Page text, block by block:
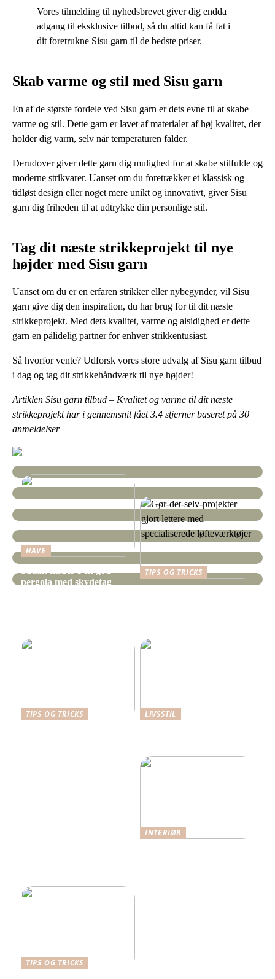
Vores tilmelding til nyhedsbrevet giver dig endda
adgang til eksklusive tilbud, så du altid kan få fat i
dit foretrukne Sisu garn til de bedste priser.
Skab varme og stil med Sisu garn
En af de største fordele ved Sisu garn er dets evne til at skabe
varme og stil. Dette garn er lavet af materialer af høj kvalitet, der
holder dig varm, selv når temperaturen falder.
Derudover giver dette garn dig mulighed for at skabe stilfulde og
moderne strikvarer. Uanset om du foretrækker et klassisk og
tidløst design eller noget mere unikt og innovativt, giver Sisu
garn dig friheden til at udtrykke din personlige stil.
Tag dit næste strikkeprojekt til nye
højder med Sisu garn
Uanset om du er en erfaren strikker eller nybegynder, vil Sisu
garn give dig den inspiration, du har brug for til dit næste
strikkeprojekt. Med dets kvalitet, varme og alsidighed er dette
garn en pålidelig partner for enhver strikkentusiast.
Så hvorfor vente? Udforsk vores store udvalg af Sisu garn tilbud
i dag og tag dit strikkehåndværk til nye højder!
Artiklen Sisu garn tilbud – Kvalitet og varme til dit næste
strikkeprojekt har i gennemsnit fået3.4 stjerner baseret på 30
anmeldelser
HAVE
pergola med skydetag
TIPS OG TRICKS
TIPS OG TRICKS
LIVSSTIL
INTERIØR
TIPS OG TRICKS